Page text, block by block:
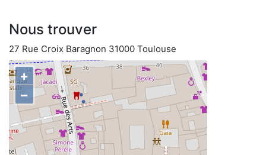
Nous trouver
27 Rue Croix Baragnon 31000 Toulouse
+
−